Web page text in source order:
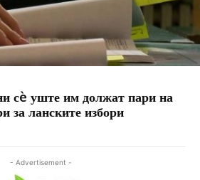
сè уште им должат пари на
за ланските избори
- Advertisement -